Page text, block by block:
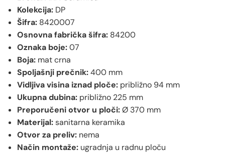
Kolekcija: DP
Šifra: 8420007
Osnovna fabrička šifra: 84200
Oznaka boje:07
Boja: mat crna
Spoljašnji prečnik:400 mm
Vidljiva visina iznad ploče: približno 94 mm
Ukupna dubina: približno 225 mm
Preporučeni otvor u ploči:Ø 370 mm
Materijal:sanitarna keramika
Otvor za preliv: nema
Način montaže: ugradnja u radnu ploču